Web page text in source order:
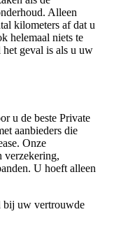
Alleen
kilometers af dat u
helemaal niets te
geval is als u uw
u de beste Private
aanbieders die
Onze
verzekering,
U hoeft alleen
bij uw vertrouwde